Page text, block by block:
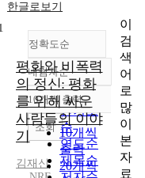
한글로보기
정확도순
정확도
순
인기도
순
연도순
제목순
내림차순
내림차순
10개씩 출력
10개씩
출력
20개씩
조회
평화와 비폭력
의 정신: 평화
를 위해 싸운
사람들의 이야
기
김재신
이
검
색
어
로
많
이
본
자
료